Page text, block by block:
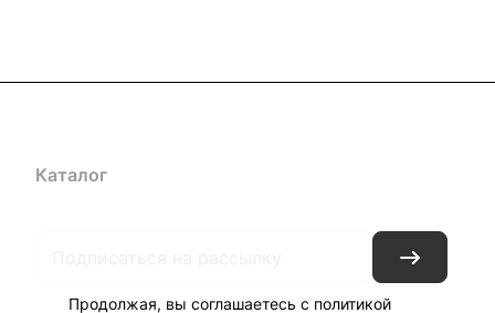
Каталог
Продолжая, вы соглашаетесь с политикой